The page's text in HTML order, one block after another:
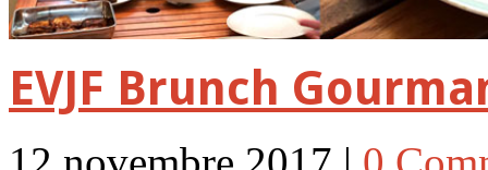
EVJF Brunch